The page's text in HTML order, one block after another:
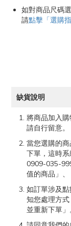
如對商品尺碼
請點擊「選購指
缺貨說明
將商品加入
請自行留意。
當您選購的
下單，這時
0909-035-
值的商品」、
如訂單涉及
知您處理方
並重新下單」